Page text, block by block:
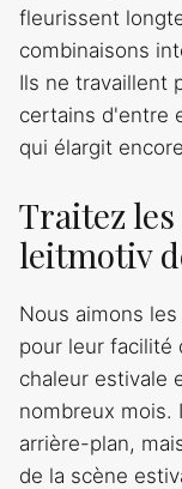
fleurissent
combinaisons
Ils ne travaillent
certains d'entre
qui élargit
Traitez
leitmotiv
Nous aimons
pour leur facilité
chaleur estivale
nombreux mois.
arrière-plan,
de la scène